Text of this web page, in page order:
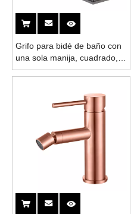
Grifo para bidé de baño con
una sola manija, cuadrado,
gris, pistola de acero